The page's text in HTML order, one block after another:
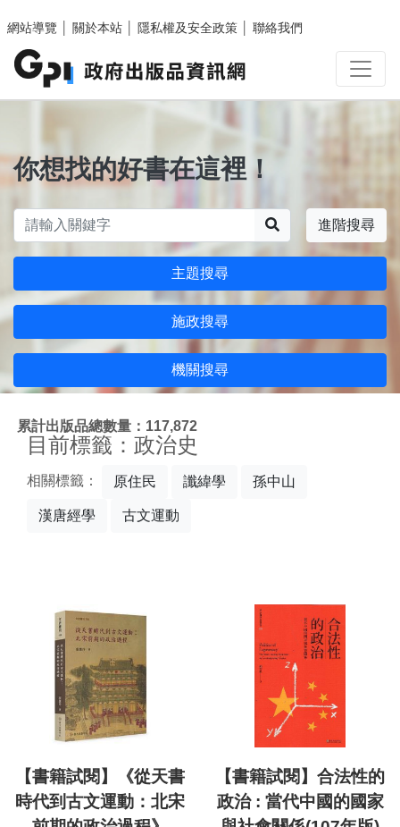
網站導覽
關於本站 隱私權及安全政策 聯絡我們
你想找的好書在這裡！
進階搜尋
主題搜尋
施政搜尋
機關搜尋
累計出版品總數量：117,872
目前標籤：政治史
相關標籤： 原住民 讖緯學 孫中山
漢唐經學 古文運動
【書籍試閱】《從天書
時代到古文運動：北宋
【書籍試閱】合法性的
政治 : 當代中國的國家